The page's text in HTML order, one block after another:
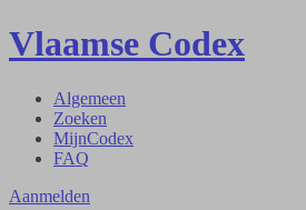
Vlaamse Codex
Algemeen
Zoeken
MijnCodex
FAQ
Aanmelden